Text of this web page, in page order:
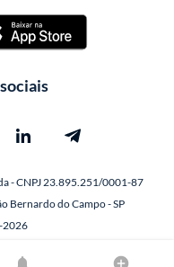
- CNPJ 23.895.251/0001-87
Bernardo do Campo - SP
2026